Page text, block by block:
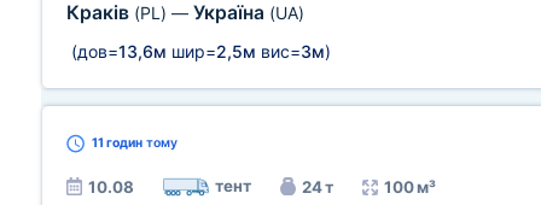
Краків (PL) — Україна (UA)
(дов=13,6м шир=2,5м вис=3м)
11 годин тому
10.08 тент 24 т 100 м³